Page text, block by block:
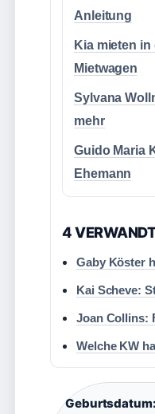
Anleitung
Kia mieten
Mietwagen
Sylvana
mehr
Guido Maria
Ehemann
4
Gaby Köster
Kai Scheve:
Joan Collins:
Welche KW
Geburtsdatum: